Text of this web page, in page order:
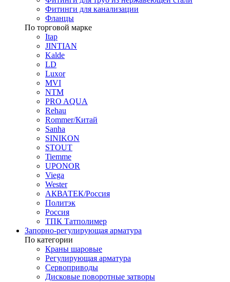
Фитинги для канализации
Фланцы
По торговой марке
Itap
JINTIAN
Kalde
LD
Luxor
MVI
NTM
PRO AQUA
Rehau
Rommer/Китай
Sanha
SINIKON
STOUT
Tiemme
UPONOR
Viega
Wester
АКВАТЕК/Россия
Политэк
Россия
ТПК Татполимер
Запорно-регулирующая арматура
По категории
Краны шаровые
Регулирующая арматура
Сервоприводы
Дисковые поворотные затворы